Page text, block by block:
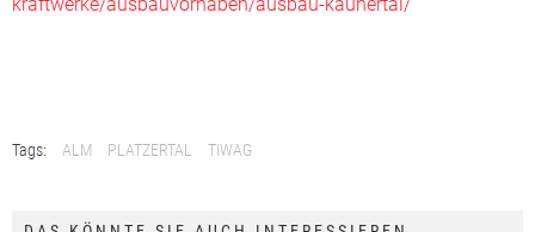
kraftwerke/ausbauvorhaben/ausbau-kaunertal/
Tags: ALM PLATZERTAL TIWAG